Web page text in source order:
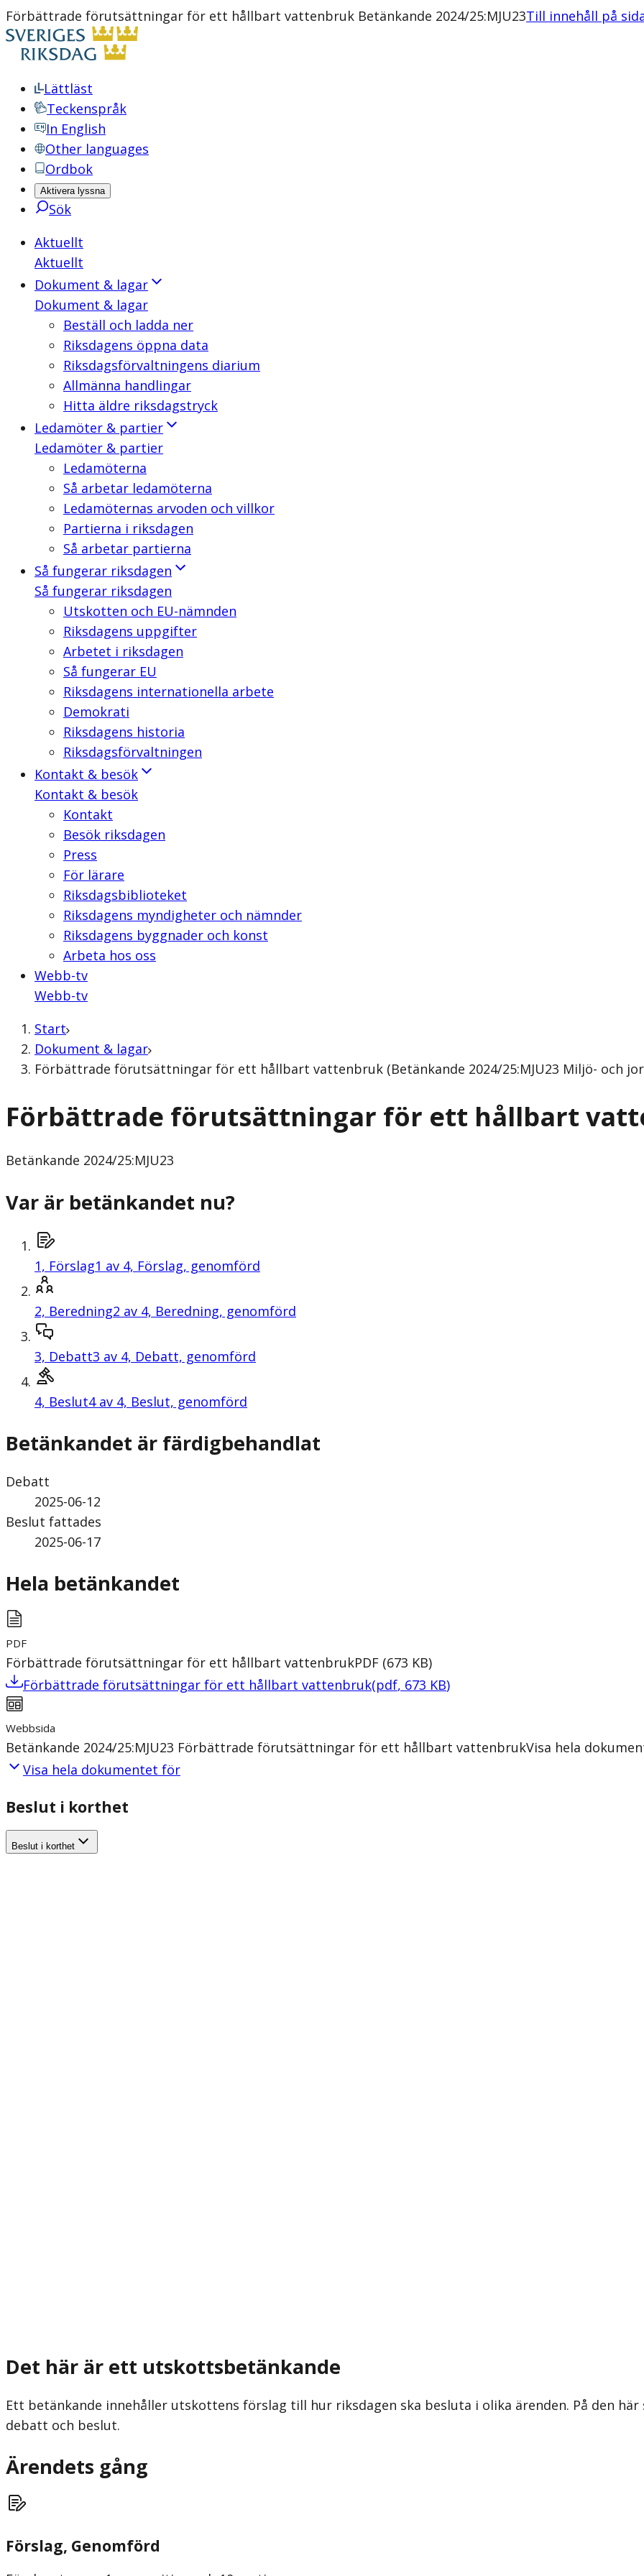
Förbättrade förutsättningar för ett hållbart vattenbruk Betänkande 2024/25:MJU23Till innehåll på
Lättläst
Teckenspråk
In English
Other languages
Ordbok
Aktivera lyssna
Sök
Aktuellt
Aktuellt
Dokument & lagar
Dokument & lagar
Beställ och ladda ner
Riksdagens öppna data
Riksdagsförvaltningens diarium
Allmänna handlingar
Hitta äldre riksdagstryck
Ledamöter & partier
Ledamöter & partier
Ledamöterna
Så arbetar ledamöterna
Ledamöternas arvoden och villkor
Partierna i riksdagen
Så arbetar partierna
Så fungerar riksdagen
Så fungerar riksdagen
Utskotten och EU-nämnden
Riksdagens uppgifter
Arbetet i riksdagen
Så fungerar EU
Riksdagens internationella arbete
Demokrati
Riksdagens historia
Riksdagsförvaltningen
Kontakt & besök
Kontakt & besök
Kontakt
Besök riksdagen
Press
För lärare
Riksdagsbiblioteket
Riksdagens myndigheter och nämnder
Riksdagens byggnader och konst
Arbeta hos oss
Webb-tv
Webb-tv
Start
Dokument & lagar
Förbättrade förutsättningar för ett hållbart vattenbruk (Betänkande 2024/25:MJU23 Miljö- och
Förbättrade förutsättningar för ett hållbart
Betänkande 2024/25:MJU23
Var är betänkandet nu?
1, Förslag1 av 4, Förslag, genomförd
2, Beredning2 av 4, Beredning, genomförd
3, Debatt3 av 4, Debatt, genomförd
4, Beslut4 av 4, Beslut, genomförd
Betänkandet är färdigbehandlat
Debatt
2025-06-12
Beslut fattades
2025-06-17
Hela betänkandet
PDF
Förbättrade förutsättningar för ett hållbart vattenbrukPDF (673 KB)
Förbättrade förutsättningar för ett hållbart vattenbruk(pdf, 673 KB)
Webbsida
Betänkande 2024/25:MJU23 Förbättrade förutsättningar för ett hållbart vattenbrukVisa hela
Visa hela dokumentet för
Beslut i korthet
Beslut i korthet
Det här är ett utskottsbetänkande
Ett betänkande innehåller utskottens förslag till hur riksdagen ska besluta i olika ärenden. På den
debatt och beslut.
Ärendets gång
Förslag, Genomförd